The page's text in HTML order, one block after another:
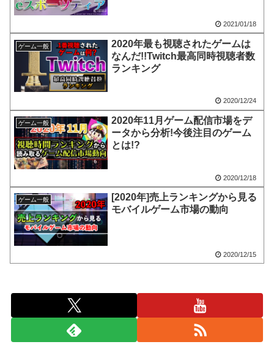
2021/01/18
ゲーム一般
2020年最も視聴されたゲームは
なんだ!!Twitch最高同時視聴者数
ランキング
2020/12/24
ゲーム一般
2020年11月ゲーム配信市場をデ
ータから分析!今後注目のゲーム
とは!?
2020/12/18
ゲーム一般
[2020年]売上ランキングから見る
モバイルゲーム市場の動向
2020/12/15